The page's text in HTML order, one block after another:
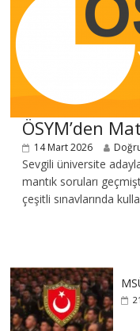
ÖSYM’den
14 Mart 2026
Sevgili üniversite
mantık soruları
çeşitli sınavlarında